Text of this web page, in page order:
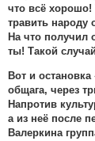
что всё хорошо!
травить народу
На что получил
ты! Такой
Вот и
общага, через
Напротив
а из неё после
Валеркина